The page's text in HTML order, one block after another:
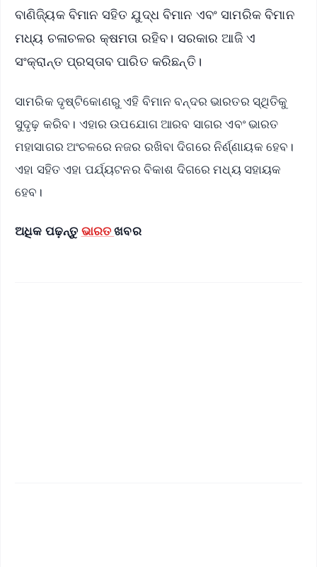
ବାଣିଜ୍ୟିକ ବିମାନ ସହିତ ଯୁଦ୍ଧ ବିମାନ ଏବଂ ସାମରିକ ବିମାନ
ମଧ୍ୟ ଚଳାଚଳର କ୍ଷମତା ରହିବ। ସରକାର ଆଜି ଏ
ସଂକ୍ରାନ୍ତ ପ୍ରସ୍ତାବ ପାରିତ କରିଛନ୍ତି।
ସାମରିକ ଦୃଷ୍ଟିକୋଣରୁ ଏହି ବିମାନ ବନ୍ଦର ଭାରତର ସ୍ଥିତିକୁ
ସୁଦୃଢ଼ କରିବ। ଏହାର ଉପଯୋଗ ଆରବ ସାଗର ଏବଂ ଭାରତ
ମହାସାଗର ଅଂଚଳରେ ନଜର ରଖିବା ଦିଗରେ ନିର୍ଣ୍ଣାୟକ ହେବ।
ଏହା ସହିତ ଏହା ପର୍ଯ୍ୟଟନର ବିକାଶ ଦିଗରେ ମଧ୍ୟ ସହାୟକ
ହେବ।
ଅଧିକ ପଢ଼ନ୍ତୁ ଭାରତଖବର